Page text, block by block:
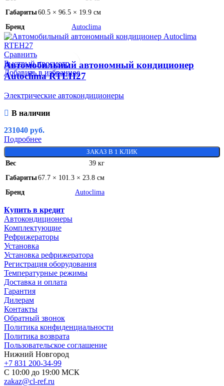
Габариты60.5 × 96.5 × 19.9 см
Бренд
Autoclima
Сравнить
Быстрый просмотр
Добавить в избранное
Автомобильный автономный кондиционер
Autoclima RTEH27
Электрические автокондиционеры
В наличии
231040 руб.
Подробнее
ЗАКАЗ В 1 КЛИК
Вес
39 кг
Габариты67.7 × 101.3 × 23.8 см
Бренд
Autoclima
Купить в кредит
Автокондиционеры
Комплектующие
Рефрижераторы
Установка
Установка рефрижератора
Регистрация оборудования
Температурные режимы
Доставка и оплата
Гарантия
Дилерам
Контакты
Обратный звонок
Политика конфиденциальности
Политика возврата
Пользовательское соглашение
Нижний Новгород
+7 831 200-34-99
С 10:00 до 19:00 МСК
zakaz@cl-ref.ru